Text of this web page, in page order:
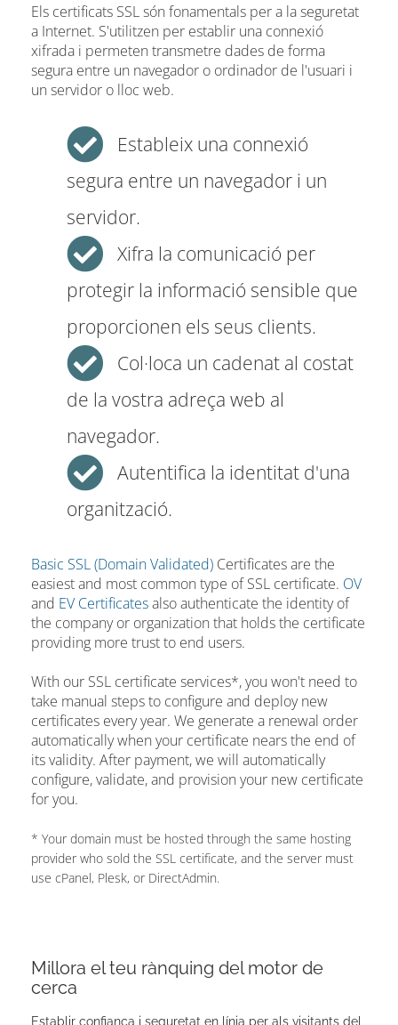
Els certificats SSL són fonamentals per a la seguretat
a Internet. S'utilitzen per establir una connexió
xifrada i permeten transmetre dades de forma
segura entre un navegador o ordinador de l'usuari i
un servidor o lloc web.
Estableix una connexió
segura entre un navegador i un
servidor.
Xifra la comunicació per
protegir la informació sensible que
proporcionen els seus clients.
Col·loca un cadenat al costat
de la vostra adreça web al
navegador.
Autentifica la identitat d'una
organització.
Basic SSL (Domain Validated) Certificates are the
easiest and most common type of SSL certificate. OV
and EV Certificatesalso authenticate the identity of
the company or organization that holds the certificate
providing more trust to end users.
With our SSL certificate services*, you won't need to
take manual steps to configure and deploy new
certificates every year. We generate a renewal order
automatically when your certificate nears the end of
its validity. After payment, we will automatically
configure, validate, and provision your new certificate
for you.
* Your domain must be hosted through the same hosting
provider who sold the SSL certificate, and the server must
use cPanel, Plesk, or DirectAdmin.
Millora el teu rànquing del motor de
cerca
Establir confiança i seguretat en línia per als visitants del